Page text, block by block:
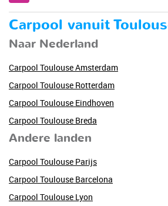
Carpool vanuit
Naar Nederland
Carpool Toulouse Amsterdam
Carpool Toulouse Rotterdam
Carpool Toulouse Eindhoven
Carpool Toulouse Breda
Andere landen
Carpool Toulouse Parijs
Carpool Toulouse Barcelona
Carpool Toulouse Lyon